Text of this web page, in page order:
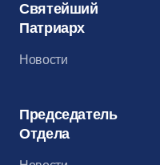
Святейший
Патриарх
Новости
Председатель
Отдела